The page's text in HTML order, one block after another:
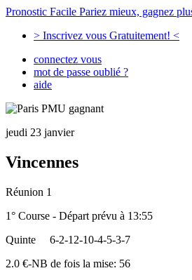
Pronostic Facile Pariez mieux, gagnez
> Inscrivez vous Gratuitement! <
connectez vous
mot de passe oublié ?
aide
jeudi 23 janvier
Vincennes
Réunion 1
1° Course - Départ prévu à 13:55
Quinte
6-2-12-10-4-5-3-7
2.0 €-NB de fois la mise: 56